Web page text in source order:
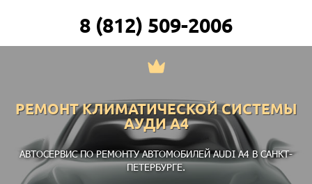
8 (812) 509-2006
РЕМОНТ КЛИМАТИЧЕСКОЙ СИСТЕМЫ
АУДИ А4
АВТОСЕРВИС ПО РЕМОНТУ АВТОМОБИЛЕЙ AUDI A4 В САНКТ-
ПЕТЕРБУРГЕ.